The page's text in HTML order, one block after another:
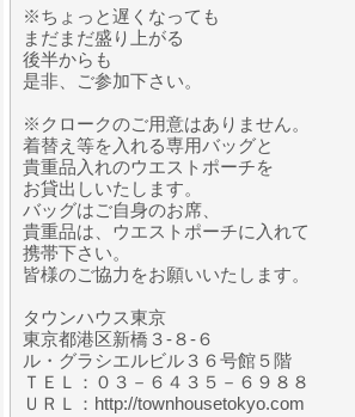
※ちょっと遅くなっても
まだまだ盛り上がる
後半からも
是非、ご参加下さい。
※クロークのご用意はありません。
着替え等を入れる専用バッグと
貴重品入れのウエストポーチを
お貸出しいたします。
バッグはご自身のお席、
貴重品は、ウエストポーチに入れて
携帯下さい。
皆様のご協力をお願いいたします。
タウンハウス東京
東京都港区新橋３-８-６
ル・グラシエルビル３６号館５階
ＴＥＬ：０３－６４３５－６９８８
ＵＲＬ：http://townhousetokyo.com